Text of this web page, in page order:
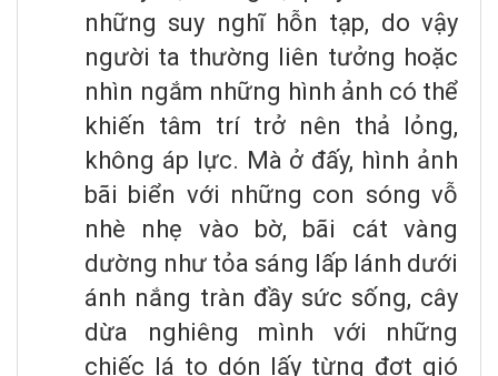
những suy nghĩ hỗn tạp, do vậy
người ta thường liên tưởng hoặc
nhìn ngắm những hình ảnh có thể
khiến tâm trí trở nên thả lỏng,
không áp lực. Mà ở đấy, hình ảnh
bãi biển với những con sóng vỗ
nhè nhẹ vào bờ, bãi cát vàng
dường như tỏa sáng lấp lánh dưới
ánh nắng tràn đầy sức sống, cây
dừa nghiêng mình với những
chiếc lá to dón lấy từng đợt gió